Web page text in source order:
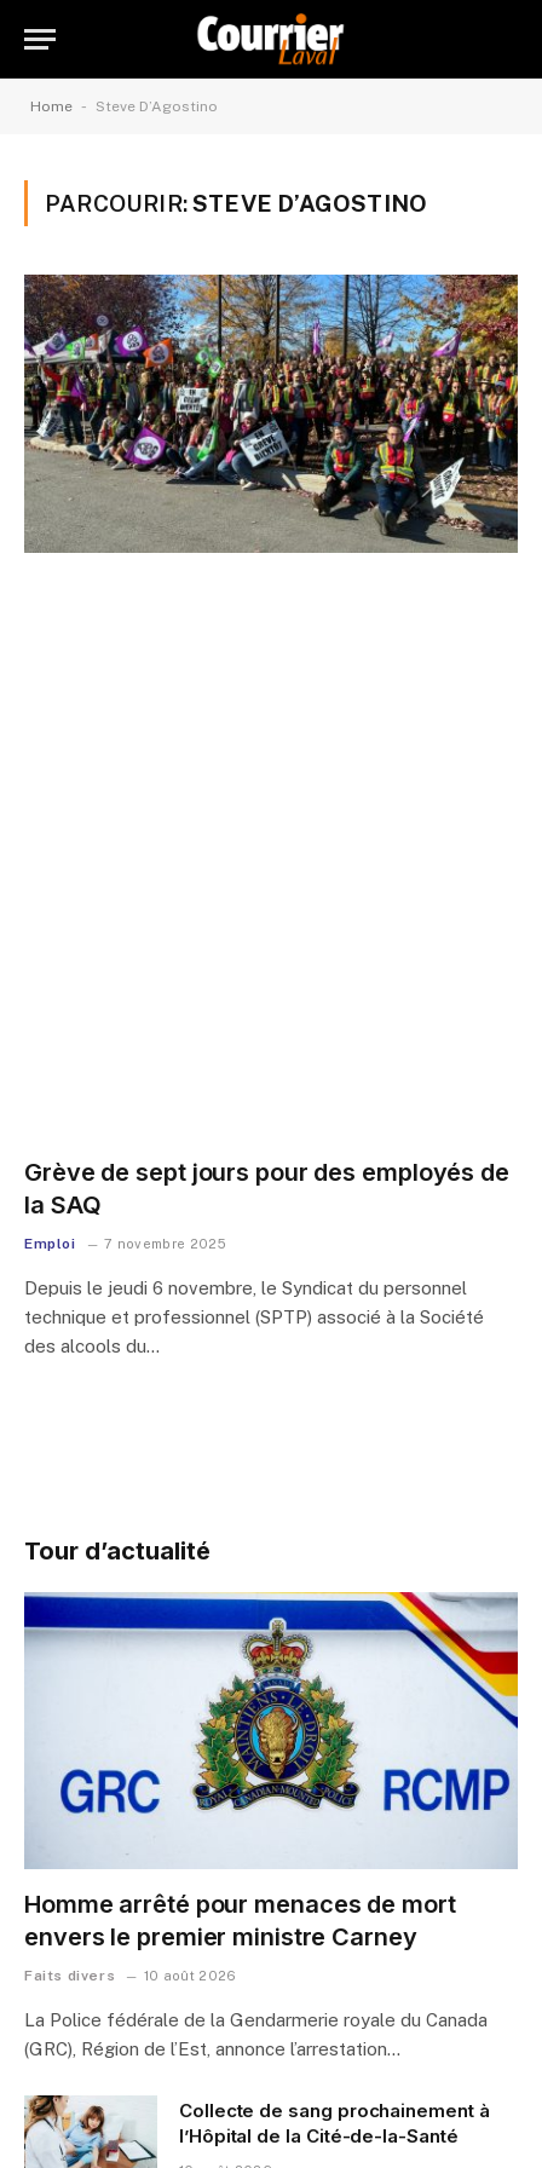
Home - Steve D’Agostino
PARCOURIR:STEVE D’AGOSTINO
Grève de sept jours pour des employés de
la SAQ
Emploi 7 novembre 2025
Depuis le jeudi 6 novembre, le Syndicat du personnel
technique et professionnel (SPTP) associé à la Société
des alcools du…
Tour d’actualité
Homme arrêté pour menaces de mort
envers le premier ministre Carney
Faits divers 10 août 2026
La Police fédérale de la Gendarmerie royale du Canada
(GRC), Région de l’Est, annonce l’arrestation…
Collecte de sang prochainement à
l’Hôpital de la Cité-de-la-Santé